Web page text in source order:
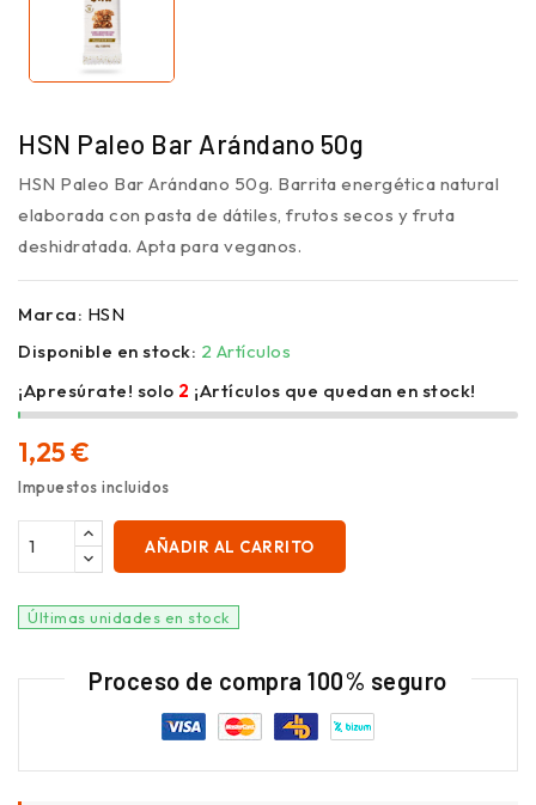
HSN Paleo Bar Arándano 50g
HSN Paleo Bar Arándano 50g. Barrita energética natural
elaborada con pasta de dátiles, frutos secos y fruta
deshidratada. Apta para veganos.
Marca: HSN
Disponible en stock: 2 Artículos
¡Apresúrate! solo 2 ¡Artículos que quedan en stock!
1,25 €
Impuestos incluidos
AÑADIR AL CARRITO
Últimas unidades en stock
Proceso de compra 100% seguro